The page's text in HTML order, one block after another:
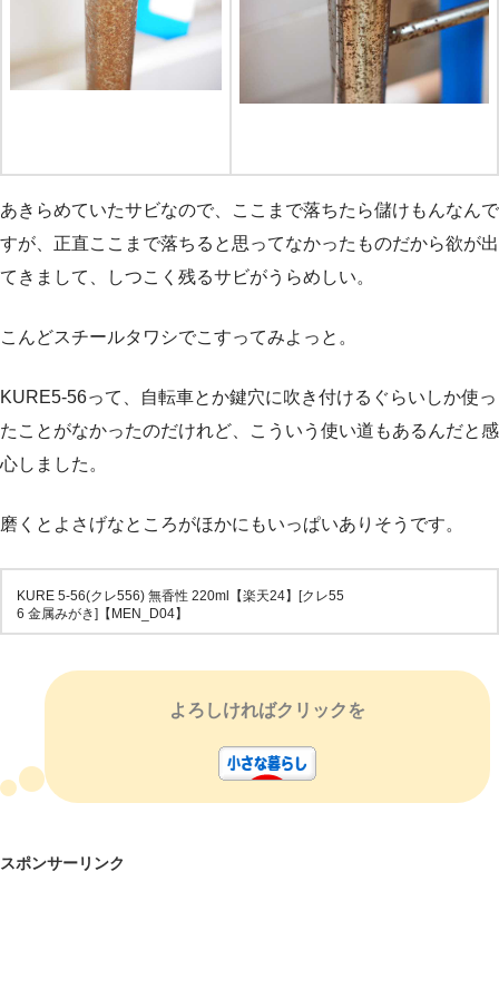
あきらめていたサビなので、ここまで落ちたら儲けもんなんで
すが、正直ここまで落ちると思ってなかったものだから欲が出
てきまして、しつこく残るサビがうらめしい。
こんどスチールタワシでこすってみよっと。
KURE5-56って、自転車とか鍵穴に吹き付けるぐらいしか使っ
たことがなかったのだけれど、こういう使い道もあるんだと感
心しました。
磨くとよさげなところがほかにもいっぱいありそうです。
KURE 5-56(クレ556) 無香性 220ml【楽天24】[クレ55
6 金属みがき]【MEN_D04】
よろしければクリックを
スポンサーリンク